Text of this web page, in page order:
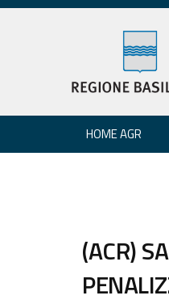
HOME AGR
(ACR)